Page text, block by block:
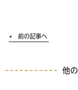
前の記事へ
他